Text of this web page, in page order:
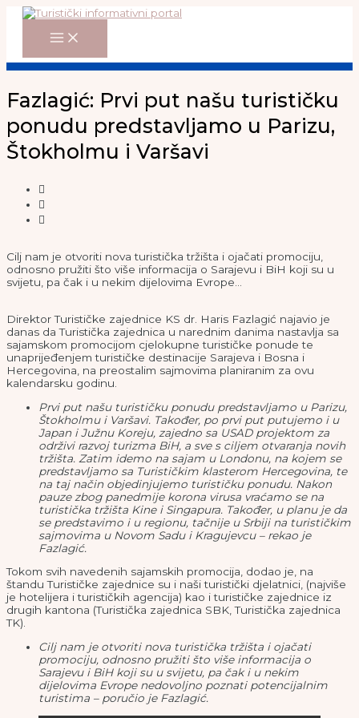
Skip
Menu
Fazlagić: Prvi put našu turističku
ponudu predstavljamo u Parizu,
Štokholmu i Varšavi
Cilj nam je otvoriti nova turistička tržišta i ojačati promociju,
odnosno pružiti što više informacija o Sarajevu i BiH koji su u
svijetu, pa čak i u nekim dijelovima Evrope…
Direktor Turističke zajednice KS dr. Haris Fazlagić najavio je
danas da Turistička zajednica u narednim danima nastavlja sa
sajamskom promocijom cjelokupne turističke ponude te
unaprijeđenjem turističke destinacije Sarajeva i Bosna i
Hercegovina, na preostalim sajmovima planiranim za ovu
kalendarsku godinu.
Prvi put našu turističku ponudu predstavljamo u Parizu,
Štokholmu i Varšavi. Također, po prvi put putujemo i u
Japan i Južnu Koreju, zajedno sa USAD projektom za
održivi razvoj turizma BiH, a sve s ciljem otvaranja novih
tržišta. Zatim idemo na sajam u Londonu, na kojem se
predstavljamo sa Turističkim klasterom Hercegovina, te
na taj način objedinjujemo turističku ponudu. Nakon
pauze zbog panedmije korona virusa vraćamo se na
turistička tržišta Kine i Singapura. Također, u planu je da
se predstavimo i u regionu, tačnije u Srbiji na turističkim
sajmovima u Novom Sadu i Kragujevcu – rekao je
Fazlagić.
Tokom svih navedenih sajamskih promocija, dodao je, na
štandu Turističke zajednice su i naši turistički djelatnici, (najviše
je hotelijera i turističkih agencija) kao i turističke zajednice iz
drugih kantona (Turistička zajednica SBK, Turistička zajednica
TK).
Cilj nam je otvoriti nova turistička tržišta i ojačati
promociju, odnosno pružiti što više informacija o
Sarajevu i BiH koji su u svijetu, pa čak i u nekim
dijelovima Evrope nedovoljno poznati potencijalnim
turistima – poručio je Fazlagić.